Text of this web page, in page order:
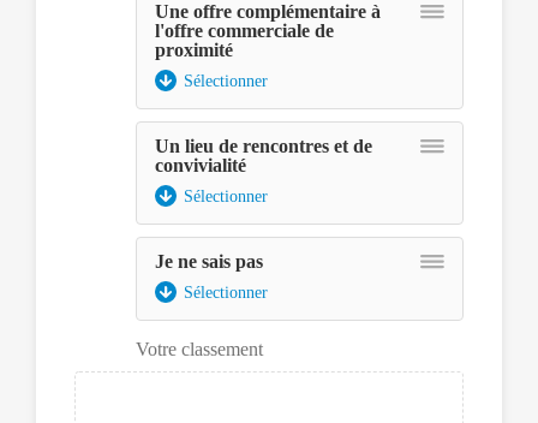
en
mode
Une offre complémentaire à
l'offre commerciale de
proximité
Sélectionner
Un lieu de rencontres et de
convivialité
Sélectionner
Je ne sais pas
Sélectionner
Votre classement